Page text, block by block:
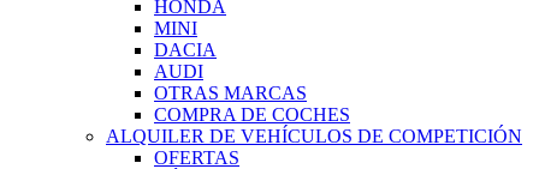
HONDA
MINI
DACIA
AUDI
OTRAS MARCAS
COMPRA DE COCHES
ALQUILER DE VEHÍCULOS DE COMPETICIÓN
OFERTAS